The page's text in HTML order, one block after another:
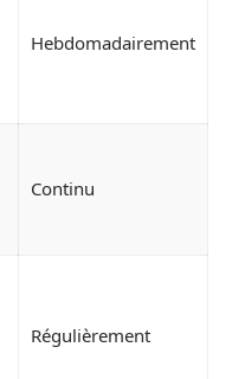
Hebdomadairement
Continu
Régulièrement